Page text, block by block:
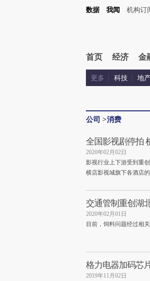
数据 我闻 机构订
首页 经济 金
更多 科技 地
公司 >消费
全国影视剧停拍
2020年02月02日
影视行业上下游受到重
横店影视城旗下各酒店
交通管制重创湖
2020年02月01日
目前，饲料问题经过相
格力电器加码芯
2019年11月02日